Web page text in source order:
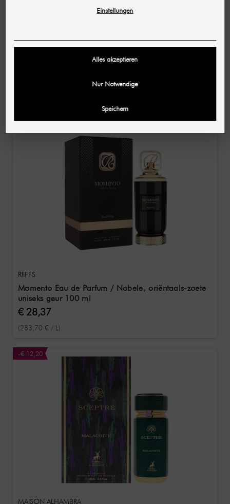
MAISON ALHAMBRA
Dark Aoud Eau de Parfum / Houtachtig-kruidige
RIIFFS
Momento Eau de Parfum / Nobele, oriëntaals-zoete
uniseks geur 100 ml
€ 28,37
(283,70 € / L)
-€ 12,20
MAISON ALHAMBRA
Einstellungen
Alles akzeptieren
Nur Notwendige
Speichern